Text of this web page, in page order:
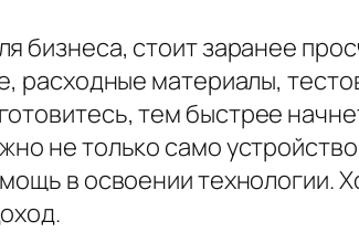
бизнеса, стоит заранее
расходные материалы,
тем быстрее
не только само
в освоении